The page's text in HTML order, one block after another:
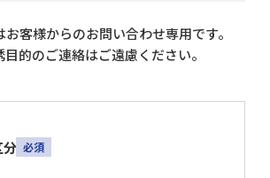
客様からのお問い合わせ専用です。
的のご連絡はご遠慮ください。
分 必須